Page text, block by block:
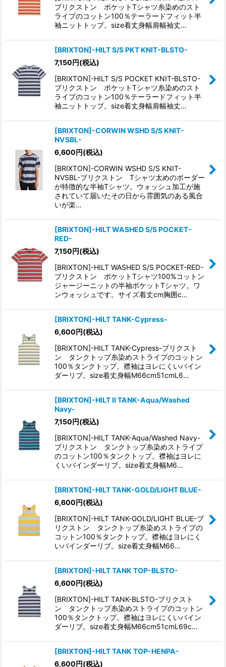
ブリクストン ポケットTシャツ糸染めのスト
ライプのコットン100％テーラードフィット半
袖ニットトップ。size着丈身幅肩幅袖丈…
[BRIXTON]-HILT S/S PKT KNIT-BLSTO-
7,150円(税込)
[BRIXTON]-HILT S/S POCKET KNIT-BLSTO-
ブリクストン ポケットTシャツ糸染めのスト
ライプのコットン100％テーラードフィット半
袖ニットトップ。size着丈身幅肩幅袖丈…
[BRIXTON]-CORWIN WSHD S/S KNIT-
NVSBL-
6,600円(税込)
[BRIXTON]-CORWIN WSHD S/S KNIT-
NVSBL-ブリクストン Tシャツ太めのボーダー
が特徴的な半袖Tシャツ。ウォッシュ加工が施
されていて届いたその日から雰囲気のある風合
いが楽…
[BRIXTON]-HILT WASHED S/S POCKET-
RED-
7,150円(税込)
[BRIXTON]-HILT WASHED S/S POCKET-RED-
ブリクストン ポケットTシャツ100%コットン
ジャージーニットの半袖ポケットTシャツ。ワ
ンウォッシュです。サイズ着丈cm胸囲c…
[BRIXTON]-HILT TANK-Cypress-
6,600円(税込)
[BRIXTON]-HILT TANK-Cypress-ブリクスト
ン タンクトップ糸染めストライプのコットン
100％タンクトップ。襟袖はヨレにくいバイン
ダーリブ。size着丈身幅M66cm51cmL6…
[BRIXTON]-HILT II TANK-Aqua/Washed
Navy-
7,150円(税込)
[BRIXTON]-HILT TANK-Aqua/Washed Navy-
ブリクストン タンクトップ糸染めストライプ
のコットン100％タンクトップ。襟袖はヨレに
くいバインダーリブ。size着丈身幅M6…
[BRIXTON]-HILT TANK-GOLD/LIGHT BLUE-
6,600円(税込)
[BRIXTON]-HILT TANK-GOLD/LIGHT BLUE-ブ
リクストン タンクトップ糸染めストライプの
コットン100％タンクトップ。襟袖はヨレにく
いバインダーリブ。size着丈身幅M66…
[BRIXTON]-HILT TANK TOP-BLSTO-
6,600円(税込)
[BRIXTON]-HILT TANK-BLSTO-ブリクスト
ン タンクトップ糸染めストライプのコットン
100％タンクトップ。襟袖はヨレにくいバイン
ダーリブ。size着丈身幅M66cm51cmL69c…
[BRIXTON]-HILT TANK TOP-HENPA-
6,600円(税込)